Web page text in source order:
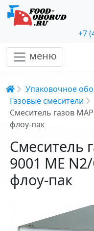
+7
меню
Строка
Упаковочное
Газовые смесители
Смеситель газов
флоу-пак
Смеситель
9001 ME
флоу-пак